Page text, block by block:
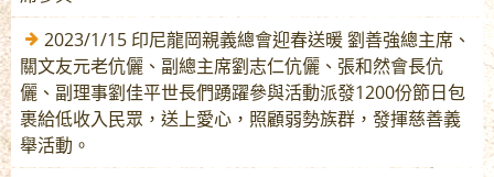
2023/1/15 印尼龍岡親義總會迎春送暖 劉善強總主席、
關文友元老伉儷、副總主席劉志仁伉儷、張和然會長伉
儷、副理事劉佳平世長們踴躍參與活動派發1200份節日包
裹給低收入民眾，送上愛心，照顧弱勢族群，發揮慈善義
舉活動。